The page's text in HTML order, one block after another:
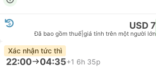
USD 7
Đã bao gồm thuế giá tính trên một người lớn
Xác nhận tức thì
22:00 04:35+1 6h 35p